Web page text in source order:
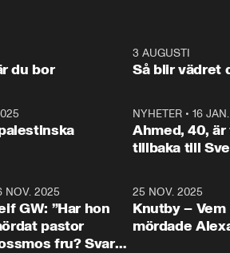
ställer upp i val. Ska vi
med så sitter vi förstås
kommentator My
Rohwedder ställer
utbildnings- och
Mohamsson till
du bor
3 AUGUSTI
Så blir vädret
NYHETER• 16
Ahmed, 40, är
tillbaka till
NOV. 2025
GW: ”Har hon
pastor
fru? Svar
25 NOV. 2025
Knutby – Vem
mördade